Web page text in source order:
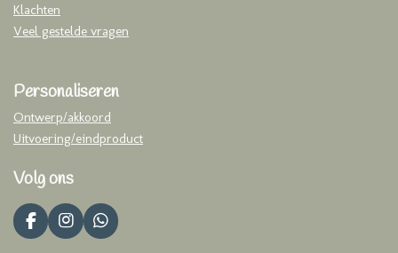
Klachten
Veel gestelde vragen
Personaliseren
Ontwerp/akkoord
Uitvoering/eindproduct
Volg ons
F
a
I
n
W
h